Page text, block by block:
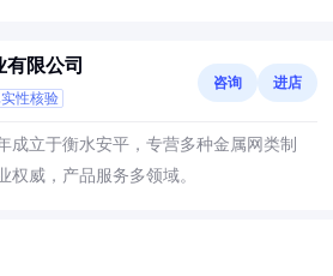
限公司
性核验
咨询 进店
成立于衡水安平，专营多种金属网类制
权威，产品服务多领域。